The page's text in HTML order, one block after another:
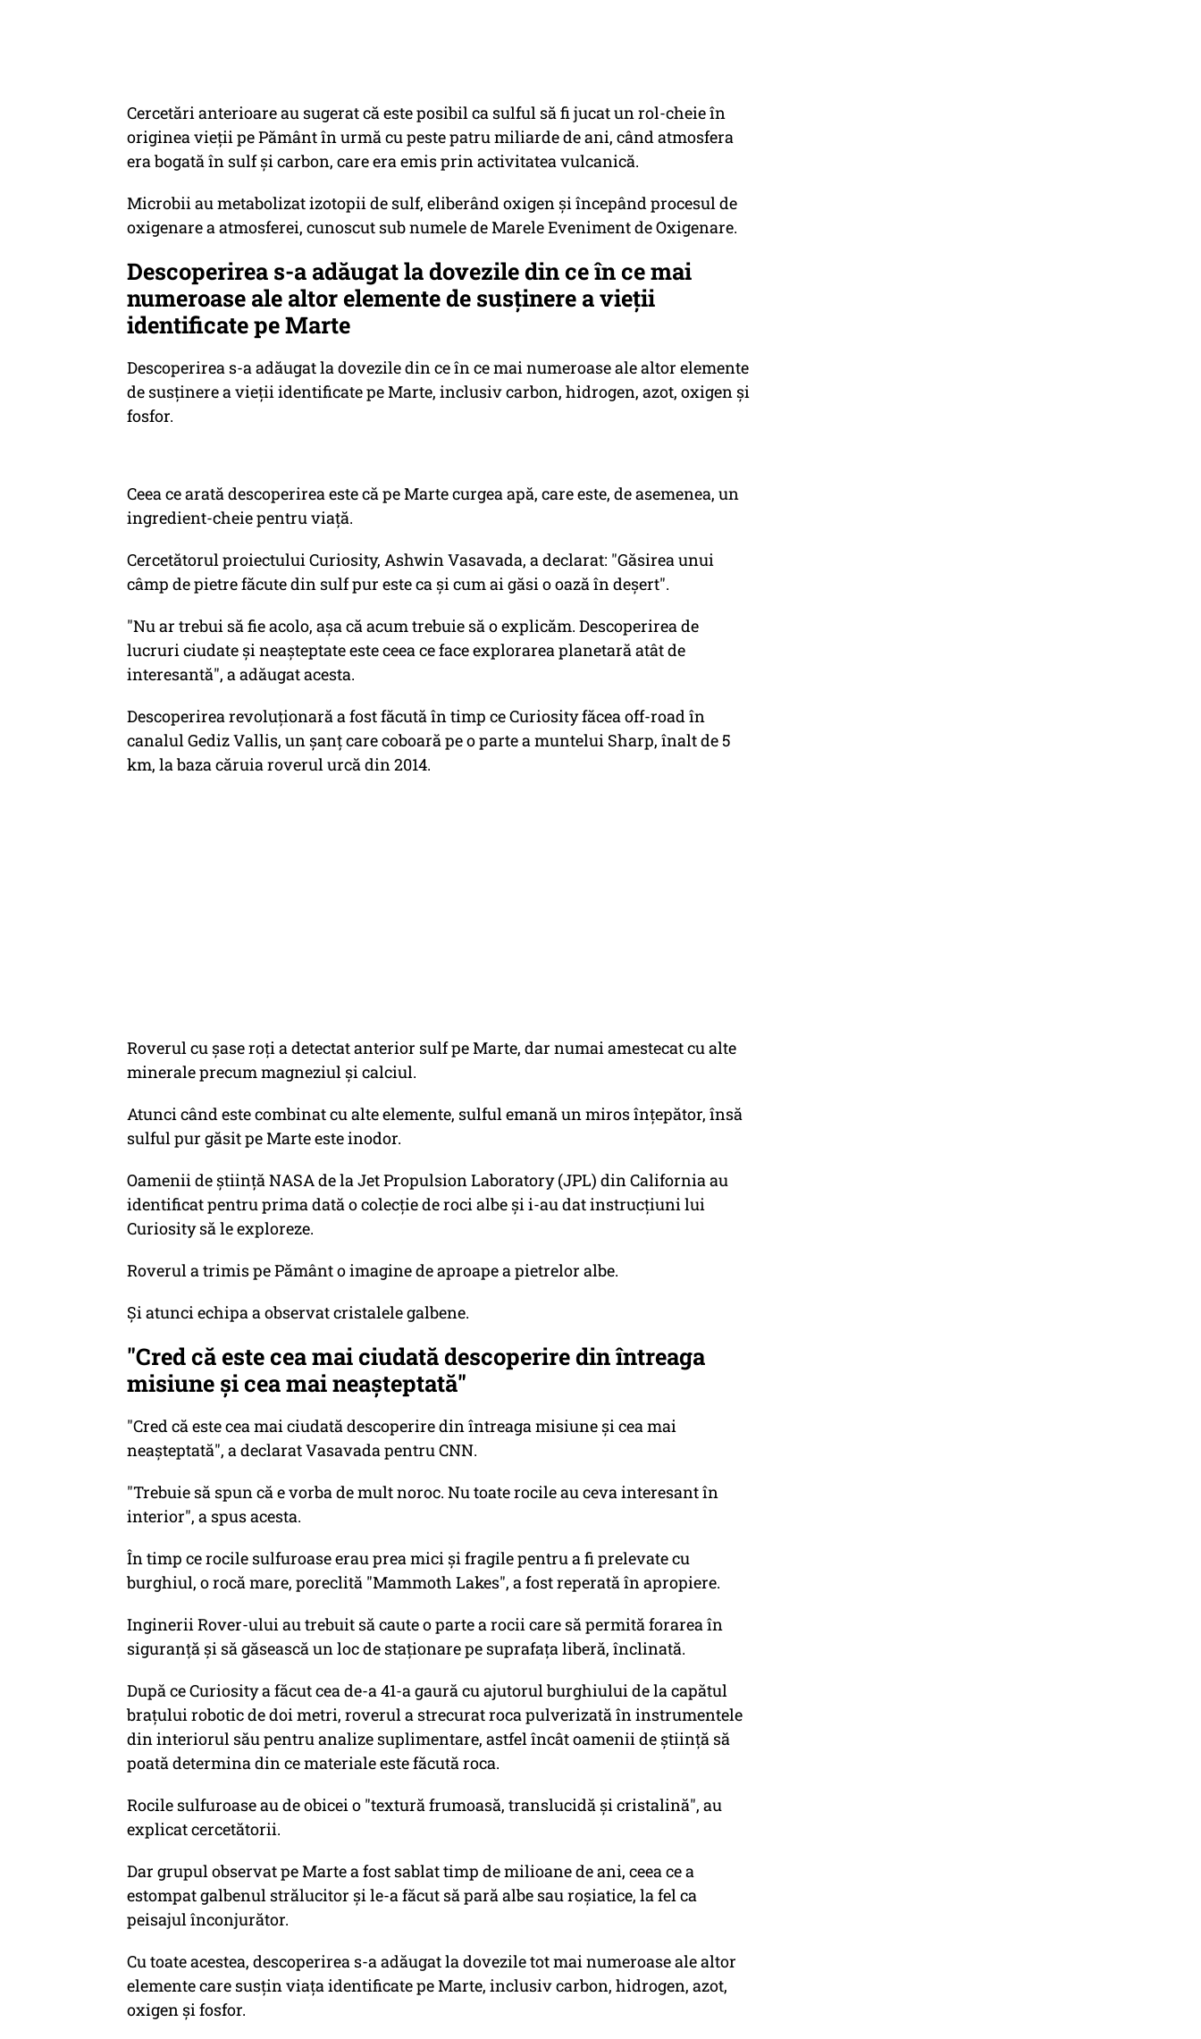
Cercetări anterioare au sugerat că este posibil ca sulful să fi jucat un rol-cheie în
originea vieții pe Pământ în urmă cu peste patru miliarde de ani, când atmosfera
era bogată în sulf și carbon, care era emis prin activitatea vulcanică.
Microbii au metabolizat izotopii de sulf, eliberând oxigen și începând procesul de
oxigenare a atmosferei, cunoscut sub numele de Marele Eveniment de Oxigenare.
Descoperirea s-a adăugat la dovezile din ce în ce mai
numeroase ale altor elemente de susținere a vieții
identificate pe Marte
Descoperirea s-a adăugat la dovezile din ce în ce mai numeroase ale altor elemente
de susținere a vieții identificate pe Marte, inclusiv carbon, hidrogen, azot, oxigen și
fosfor.
Ceea ce arată descoperirea este că pe Marte curgea apă, care este, de asemenea, un
ingredient-cheie pentru viață.
Cercetătorul proiectului Curiosity, Ashwin Vasavada, a declarat: "Găsirea unui
câmp de pietre făcute din sulf pur este ca și cum ai găsi o oază în deșert".
"Nu ar trebui să fie acolo, așa că acum trebuie să o explicăm. Descoperirea de
lucruri ciudate și neașteptate este ceea ce face explorarea planetară atât de
interesantă", a adăugat acesta.
Descoperirea revoluționară a fost făcută în timp ce Curiosity făcea off-road în
canalul Gediz Vallis, un șanț care coboară pe o parte a muntelui Sharp, înalt de 5
km, la baza căruia roverul urcă din 2014.
Roverul cu șase roți a detectat anterior sulf pe Marte, dar numai amestecat cu alte
minerale precum magneziul și calciul.
Atunci când este combinat cu alte elemente, sulful emană un miros înțepător, însă
sulful pur găsit pe Marte este inodor.
Oamenii de știință NASA de la Jet Propulsion Laboratory (JPL) din California au
identificat pentru prima dată o colecție de roci albe și i-au dat instrucțiuni lui
Curiosity să le exploreze.
Roverul a trimis pe Pământ o imagine de aproape a pietrelor albe.
Și atunci echipa a observat cristalele galbene.
"Cred că este cea mai ciudată descoperire din întreaga
misiune și cea mai neașteptată"
"Cred că este cea mai ciudată descoperire din întreaga misiune și cea mai
neașteptată", a declarat Vasavada pentru CNN.
"Trebuie să spun că e vorba de mult noroc. Nu toate rocile au ceva interesant în
interior", a spus acesta.
În timp ce rocile sulfuroase erau prea mici și fragile pentru a fi prelevate cu
burghiul, o rocă mare, poreclită "Mammoth Lakes", a fost reperată în apropiere.
Inginerii Rover-ului au trebuit să caute o parte a rocii care să permită forarea în
siguranță și să găsească un loc de staționare pe suprafața liberă, înclinată.
După ce Curiosity a făcut cea de-a 41-a gaură cu ajutorul burghiului de la capătul
brațului robotic de doi metri, roverul a strecurat roca pulverizată în instrumentele
din interiorul său pentru analize suplimentare, astfel încât oamenii de știință să
poată determina din ce materiale este făcută roca.
Rocile sulfuroase au de obicei o "textură frumoasă, translucidă și cristalină", au
explicat cercetătorii.
Dar grupul observat pe Marte a fost sablat timp de milioane de ani, ceea ce a
estompat galbenul strălucitor și le-a făcut să pară albe sau roșiatice, la fel ca
peisajul înconjurător.
Cu toate acestea, descoperirea s-a adăugat la dovezile tot mai numeroase ale altor
elemente care susțin viața identificate pe Marte, inclusiv carbon, hidrogen, azot,
oxigen și fosfor.